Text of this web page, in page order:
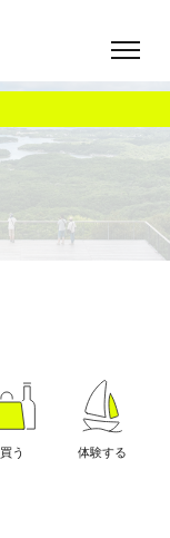
買う 体験する